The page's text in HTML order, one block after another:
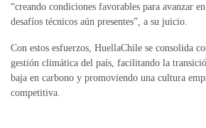
“creando condiciones favorables para avanzar
desafíos técnicos aún presentes”, a su juicio.
Con estos esfuerzos, HuellaChile se consolida
gestión climática del país, facilitando la
baja en carbono y promoviendo una cultura
competitiva.